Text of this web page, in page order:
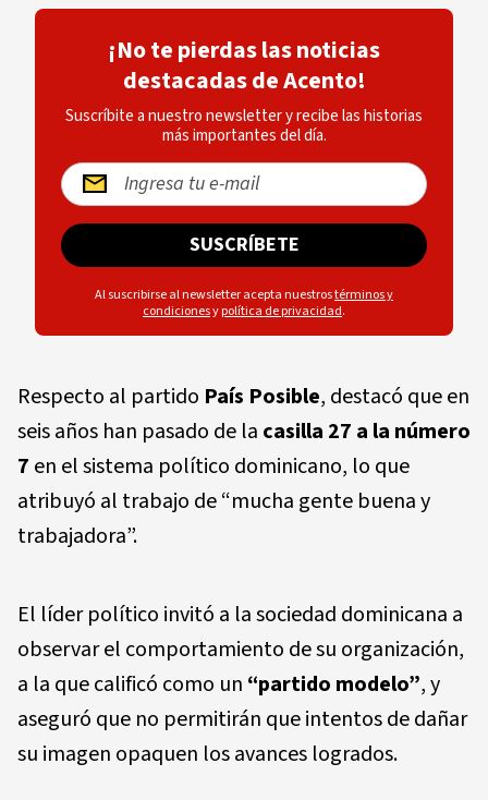
¡No te pierdas las noticias
destacadas de Acento!
Suscríbite a nuestro newsletter y recibe las historias
más importantes del día.
SUSCRÍBETE
Al suscribirse al newsletter acepta nuestrostérminos y
condicionesypolítica de privacidad.
Respecto al partido País Posible, destacó que en
seis años han pasado de la casilla 27 a la número
7 en el sistema político dominicano, lo que
atribuyó al trabajo de “mucha gente buena y
trabajadora”.
El líder político invitó a la sociedad dominicana a
observar el comportamiento de su organización,
a la que calificó como un “partido modelo”, y
aseguró que no permitirán que intentos de dañar
su imagen opaquen los avances logrados.